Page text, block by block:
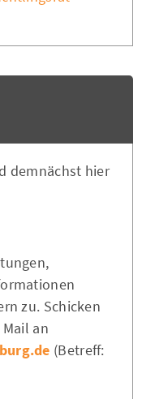
demnächst hier
zu. Schicken
an
(Betreff: